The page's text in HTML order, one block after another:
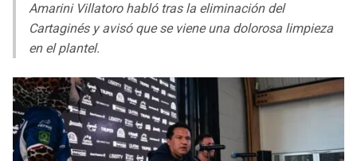
COPA SUDAMERICANA
LIGA BETPLAY
OTRAS LIGAS
STEELERS
TEXANS
HORNETS
HEAT
Amarini Villatoro habló tras la eliminación del
Cartaginés y avisó que se viene una dolorosa limpieza
en el plantel.